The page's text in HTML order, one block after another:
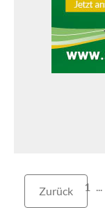
Zurück 1